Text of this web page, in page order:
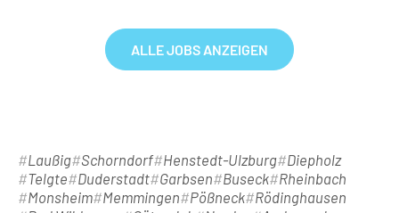
ALLE JOBS ANZEIGEN
Laußig Schorndorf Henstedt-Ulzburg Diepholz
Telgte
Duderstadt Garbsen Buseck Rheinbach
Monsheim Memmingen Pößneck Rödinghausen